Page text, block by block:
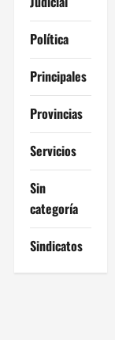
Política
Principales
Provincias
Servicios
Sin
categoría
Sindicatos